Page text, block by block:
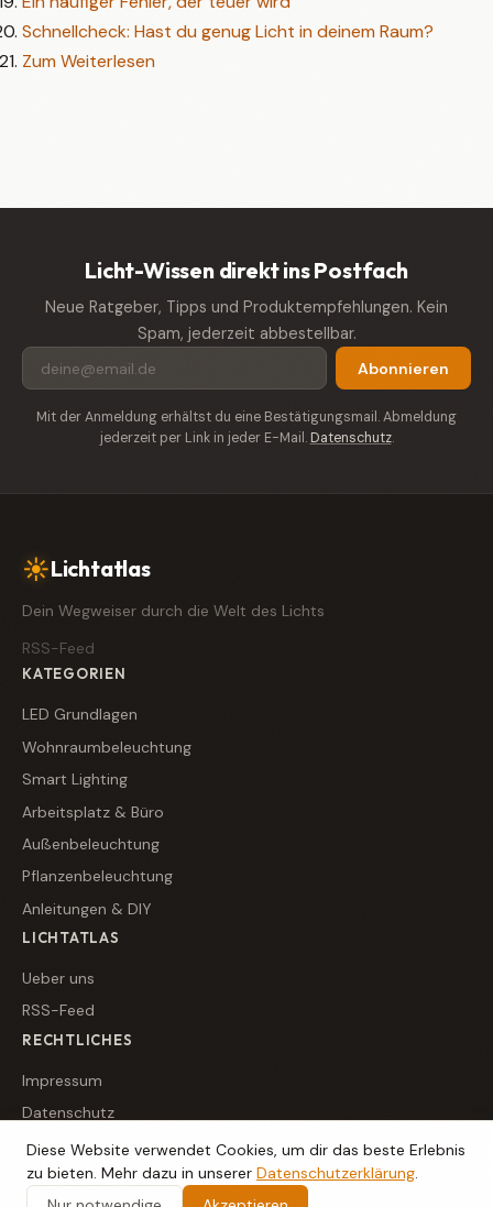
Schnellcheck: Hast du genug Licht in deinem Raum?
Zum Weiterlesen
Licht-Wissen direkt ins Postfach
Neue Ratgeber, Tipps und Produktempfehlungen. Kein
Spam, jederzeit abbestellbar.
Abonnieren
Mit der Anmeldung erhältst du eine Bestätigungsmail. Abmeldung
jederzeit per Link in jeder E-Mail. Datenschutz.
☀Lichtatlas
Dein Wegweiser durch die Welt des Lichts
RSS-Feed
KATEGORIEN
LED Grundlagen
Wohnraumbeleuchtung
Smart Lighting
Arbeitsplatz & Büro
Außenbeleuchtung
Pflanzenbeleuchtung
Anleitungen & DIY
LICHTATLAS
Ueber uns
RSS-Feed
RECHTLICHES
Impressum
Datenschutz
Diese Website verwendet Cookies, um dir das beste Erlebnis
zu bieten. Mehr dazu in unserer Datenschutzerklärung.